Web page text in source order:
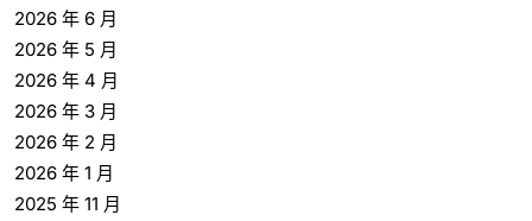
2026 年 6 月
2026 年 5 月
2026 年 4 月
2026 年 3 月
2026 年 2 月
2026 年 1 月
2025 年 11 月